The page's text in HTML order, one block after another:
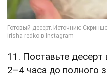
11. Поставьте
2–4 часа до полного